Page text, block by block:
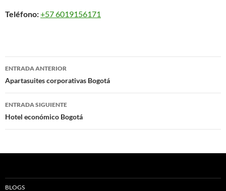
Teléfono:+57 6019156171
Navegación
de
entradas
ENTRADA ANTERIOR
Apartasuites corporativas Bogotá
ENTRADA SIGUIENTE
Hotel económico Bogotá
BLOGS